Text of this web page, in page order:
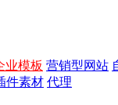
业模板 营销型网站
件素材 代理